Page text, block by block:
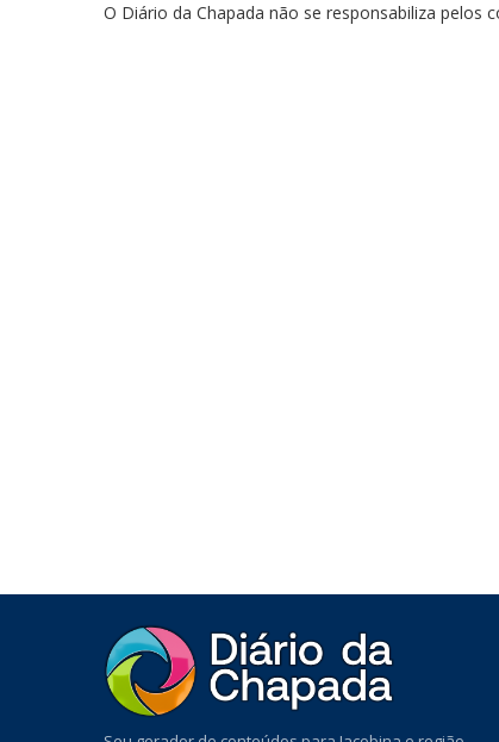
O Diário da Chapada não se responsabiliza pelos